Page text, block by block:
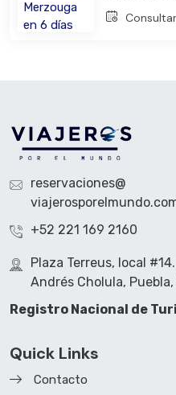
reservaciones@
+52 221 169 2160
Plaza Terreus, local
Andrés Cholula, Puebla,
Registro Nacional de
Quick Links
Contacto